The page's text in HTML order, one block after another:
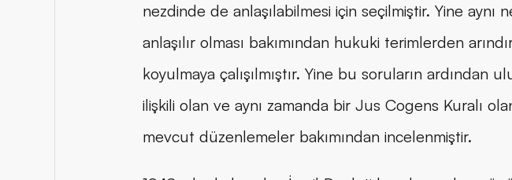
nezdinde de anlaşılabilmesi için seçilmiştir. Yine aynı
anlaşılır olması bakımından hukuki terimlerden
koyulmaya çalışılmıştır. Yine bu soruların ardından
ilişkili olan ve aynı zamanda bir Jus Cogens Kuralı
mevcut düzenlemeler bakımından incelenmiştir.